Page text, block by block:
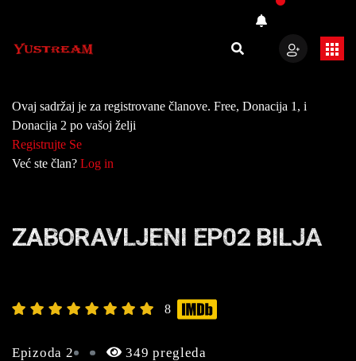
Ovaj sadržaj je za registrovane članove. Free, Donacija 1, i
Donacija 2 po vašoj želji
Registrujte Se
Već ste član? Log in
ZABORAVLJENI EP02 BILJA
8
Epizoda 2 349 pregleda